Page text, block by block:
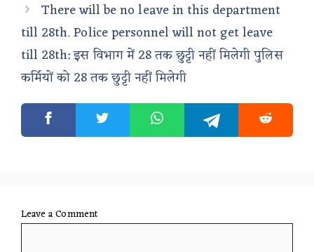
There will be no leave in this department
till 28th. Police personnel will not get leave
till 28th: इस विभाग में 28 तक छुट्टी नहीं मिलेगी पुलिस
कर्मियों को 28 तक छुट्टी नहीं मिलेगी
Leave a Comment